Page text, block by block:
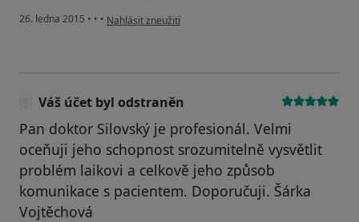
26. ledna 2015 • • • podle názoru uživatele Váš účet byl odstraněn
Nahlásit zneužití
Váš účet byl odstraněn
Pan doktor Silovský je profesionál. Velmi
oceňuji jeho schopnost srozumitelně vysvětlit
problém laikovi a celkově jeho způsob
komunikace s pacientem. Doporučuji. Šárka
Vojtěchová